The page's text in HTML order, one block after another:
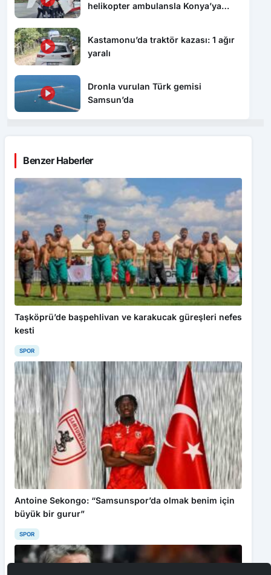
helikopter ambulansla Konya’ya
Kastamonu’da traktör kazası: 1 ağır
yaralı
Dronla vurulan Türk gemisi
Samsun’da
Benzer Haberler
Taşköprü’de başpehlivan ve karakucak güreşleri nefes
kesti
SPOR
Antoine Sekongo: “Samsunspor’da olmak benim için
büyük bir gurur”
SPOR